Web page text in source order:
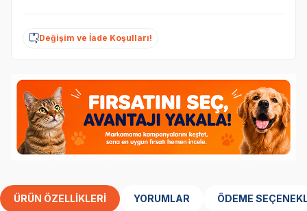
Değişim ve İade Koşulları!
ÜRÜN ÖZELLIKLERI YORUMLAR ÖDEME